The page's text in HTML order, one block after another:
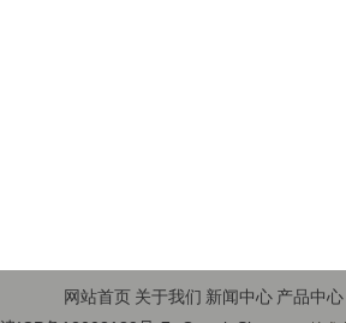
网站首页 关于我们 新闻中心 产品中心